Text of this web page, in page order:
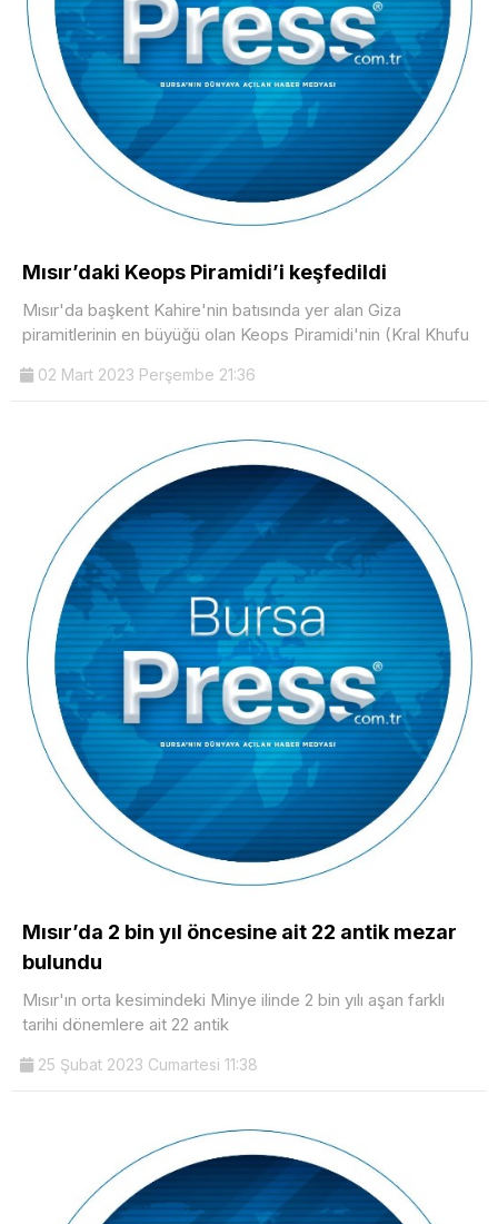
Mısır’daki Keops Piramidi’i keşfedildi
Mısır'da başkent Kahire'nin batısında yer alan Giza
piramitlerinin en büyüğü olan Keops Piramidi'nin (Kral Khufu
02 Mart 2023 Perşembe 21:36
Mısır’da 2 bin yıl öncesine ait 22 antik mezar
bulundu
Mısır'ın orta kesimindeki Minye ilinde 2 bin yılı aşan farklı
tarihi dönemlere ait 22 antik
25 Şubat 2023 Cumartesi 11:38